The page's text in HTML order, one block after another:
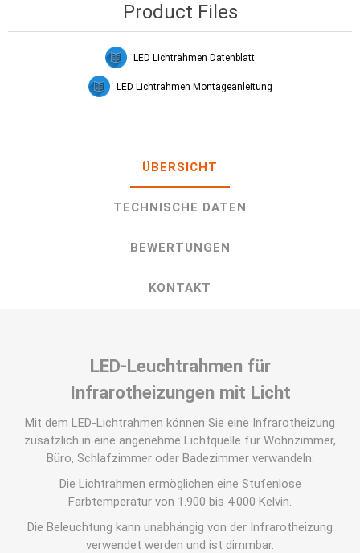
Product Files
LED Lichtrahmen Datenblatt
LED Lichtrahmen Montageanleitung
ÜBERSICHT
TECHNISCHE DATEN
BEWERTUNGEN
KONTAKT
LED-Leuchtrahmen für
Infrarotheizungen mit Licht
Mit dem LED-Lichtrahmen können Sie eine Infrarotheizung
zusätzlich in eine angenehme Lichtquelle für Wohnzimmer,
Büro, Schlafzimmer oder Badezimmer verwandeln.
Die Lichtrahmen ermöglichen eine Stufenlose
Farbtemperatur von 1.900 bis 4.000 Kelvin.
Die Beleuchtung kann unabhängig von der Infrarotheizung
verwendet werden und ist dimmbar.